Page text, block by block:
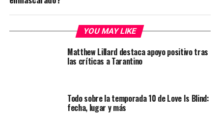
YOU MAY LIKE
Matthew Lillard destaca apoyo positivo tras
las críticas a Tarantino
Todo sobre la temporada 10 de Love Is Blind:
fecha, lugar y más